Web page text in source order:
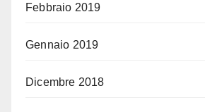
Febbraio 2019
Gennaio 2019
Dicembre 2018